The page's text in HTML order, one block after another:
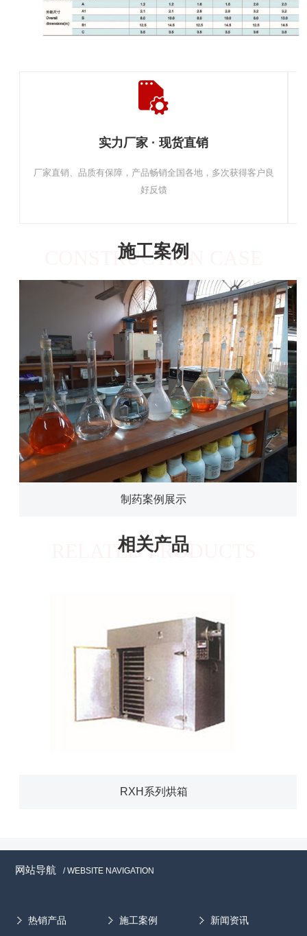
实力厂家 · 现货直销
厂家直销、品质有保障，产品畅销全国各地，多次获得客户良
好反馈
施工案例
CONSTRUCTION CASE
制药案例展示
相关产品
RELATED PRODUCTS
RXH系列烘箱
网站导航 / WEBSITE NAVIGATION
热销产品 施工案例 新闻资讯